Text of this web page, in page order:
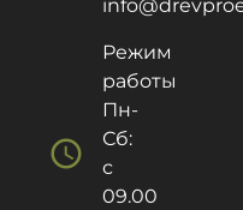
schedule
Режим
работы
Пн-
Сб:
с
09.00